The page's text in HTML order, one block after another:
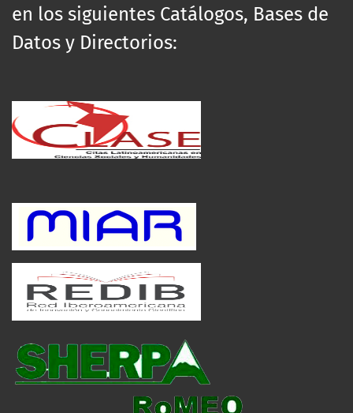
en los siguientes Catálogos, Bases de
Datos y Directorios: